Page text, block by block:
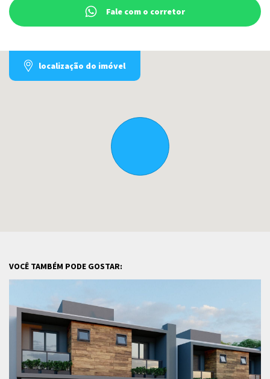
Fale com o corretor
localização do imóvel
VOCÊ TAMBÉM PODE GOSTAR: